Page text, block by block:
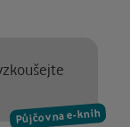
Půjčovna e-knih